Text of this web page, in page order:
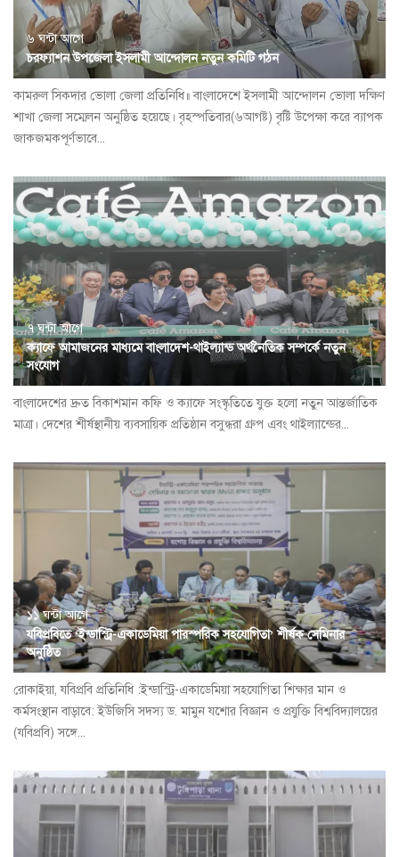
৬ ঘন্টা আগে
চরফ্যাশন উপজেলা ইসলামী আন্দোলন নতুন কমিটি গঠন
কামরুল সিকদার ভোলা জেলা প্রতিনিধি॥ বাংলাদেশে ইসলামী আন্দোলন ভোলা দক্ষিণ
শাখা জেলা সম্মেলন অনুষ্ঠিত হয়েছে। বৃহস্পতিবার(৬আগষ্ট) বৃষ্টি উপেক্ষা করে ব্যাপক
জাকজমকপূর্ণভাবে...
৭ ঘন্টা আগে
ক্যাফে আমাজনের মাধ্যমে বাংলাদেশ-থাইল্যান্ড অর্থনৈতিক সম্পর্কে নতুন
সংযোগ
বাংলাদেশের দ্রুত বিকাশমান কফি ও ক্যাফে সংস্কৃতিতে যুক্ত হলো নতুন আন্তর্জাতিক
মাত্রা। দেশের শীর্ষস্থানীয় ব্যবসায়িক প্রতিষ্ঠান বসুন্ধরা গ্রুপ এবং থাইল্যান্ডের...
১১ ঘন্টা আগে
যবিপ্রবিতে ‘ইন্ডাস্ট্রি-একাডেমিয়া পারস্পরিক সহযোগিতা’ শীর্ষক সেমিনার
অনুষ্ঠিত
রোকাইয়া, যবিপ্রবি প্রতিনিধি :ইন্ডাস্ট্রি-একাডেমিয়া সহযোগিতা শিক্ষার মান ও
কর্মসংস্থান বাড়াবে: ইউজিসি সদস্য ড. মামুন যশোর বিজ্ঞান ও প্রযুক্তি বিশ্ববিদ্যালয়ের
(যবিপ্রবি) সঙ্গে...